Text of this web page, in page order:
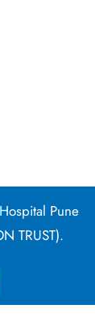
Pune
TRUST).